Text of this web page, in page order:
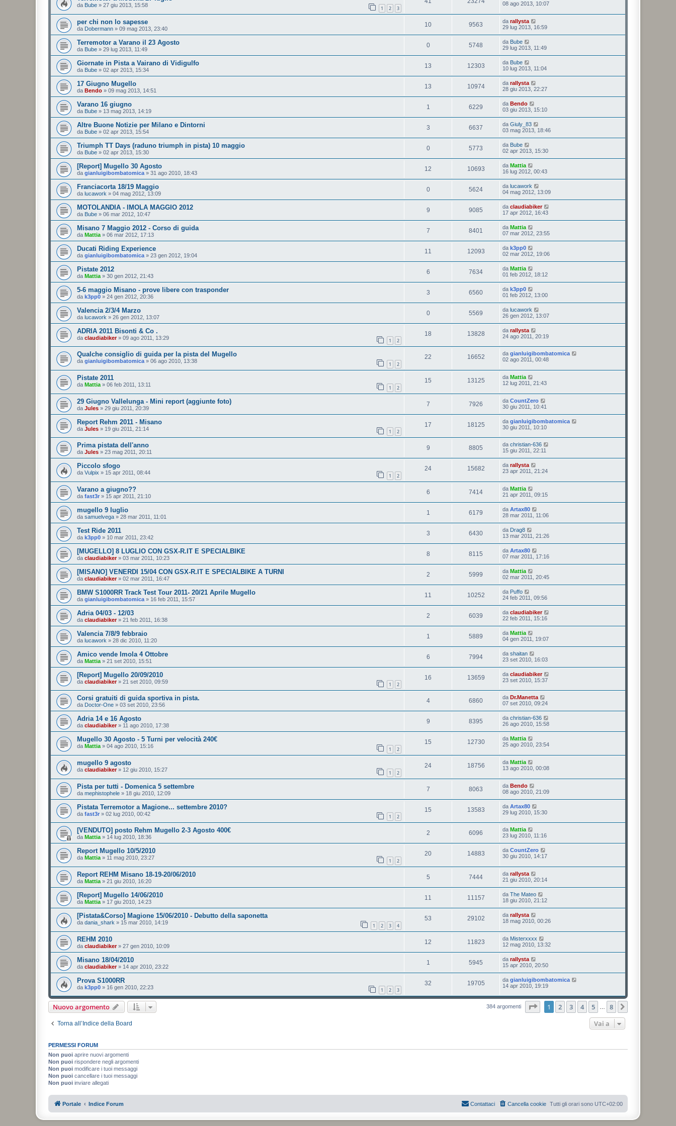
da Bube » 27 giu 2013, 15:58 1 2 3
08 ago 2013, 10:07
per chi non lo sapesse
da Dobermann » 09 mag 2013, 23:40
10 9563 da rallysta
29 lug 2013, 16:59
Terremotor a Varano il 23 Agosto
da Bube » 29 lug 2013, 11:49
0 5748 da Bube
29 lug 2013, 11:49
Giornate in Pista a Vairano di Vidigulfo
da Bube » 02 apr 2013, 15:34
13 12303 da Bube
10 lug 2013, 11:04
17 Giugno Mugello
da Bendo » 09 mag 2013, 14:51
13 10974 da rallysta
28 giu 2013, 22:27
Varano 16 giugno
da Bube » 13 mag 2013, 14:19
1 6229 da Bendo
03 giu 2013, 15:10
Altre Buone Notizie per Milano e Dintorni
da Bube » 02 apr 2013, 15:54
3 6637 da Giuly_83
03 mag 2013, 18:46
Triumph TT Days (raduno triumph in pista) 10 maggio
da Bube » 02 apr 2013, 15:30
0 5773 da Bube
02 apr 2013, 15:30
[Report] Mugello 30 Agosto
da gianluigibombatomica » 31 ago 2010, 18:43
12 10693 da Mattia
16 lug 2012, 00:43
Franciacorta 18/19 Maggio
da lucawork » 04 mag 2012, 13:09
0 5624 da lucawork
04 mag 2012, 13:09
MOTOLANDIA - IMOLA MAGGIO 2012
da Bube » 06 mar 2012, 10:47
9 9085 da claudiabiker
17 apr 2012, 16:43
Misano 7 Maggio 2012 - Corso di guida
da Mattia » 06 mar 2012, 17:13
7 8401 da Mattia
07 mar 2012, 23:55
Ducati Riding Experience
da gianluigibombatomica » 23 gen 2012, 19:04
11 12093 da k3pp0
02 mar 2012, 19:06
Pistate 2012
da Mattia » 30 gen 2012, 21:43
6 7634 da Mattia
01 feb 2012, 18:12
5-6 maggio Misano - prove libere con trasponder
da k3pp0 » 24 gen 2012, 20:36
3 6560 da k3pp0
01 feb 2012, 13:00
Valencia 2/3/4 Marzo
da lucawork » 26 gen 2012, 13:07
0 5569 da lucawork
26 gen 2012, 13:07
ADRIA 2011 Bisonti & Co .
da claudiabiker» 09 ago 2011, 13:29 1 2
18 13828 da rallysta
24 ago 2011, 20:19
Qualche consiglio di guida per la pista del Mugello
da gianluigibombatomica » 06 ago 2010, 13:38 1 2
22 16652 da gianluigibombatomica
02 ago 2011, 00:48
Pistate 2011
da Mattia » 06 feb 2011, 13:11 1 2
15 13125 da Mattia
12 lug 2011, 21:43
29 Giugno Vallelunga - Mini report (aggiunte foto)
da Jules » 29 giu 2011, 20:39
7 7926 da CountZero
30 giu 2011, 10:41
Report Rehm 2011 - Misano
da Jules » 19 giu 2011, 21:14 1 2
17 18125 da gianluigibombatomica
30 giu 2011, 10:10
Prima pistata dell'anno
da Jules » 23 mag 2011, 20:11
9 8805 da christian-636
15 giu 2011, 22:11
Piccolo sfogo
da Vulpix » 15 apr 2011, 08:44 1 2
24 15682 da rallysta
23 apr 2011, 21:24
Varano a giugno??
da fast3r » 15 apr 2011, 21:10
6 7414 da Mattia
21 apr 2011, 09:15
mugello 9 luglio
da samuelvega » 28 mar 2011, 11:01
1 6179 da Artax80
28 mar 2011, 11:06
Test Ride 2011
da k3pp0 » 10 mar 2011, 23:42
3 6430 da Drag8
13 mar 2011, 21:26
[MUGELLO] 8 LUGLIO CON GSX-R.IT E SPECIALBIKE
da claudiabiker» 03 mar 2011, 10:23
8 8115 da Artax80
07 mar 2011, 17:16
[MISANO] VENERDI 15/04 CON GSX-R.IT E SPECIALBIKE A TURNI
da claudiabiker» 02 mar 2011, 16:47
2 5999 da Mattia
02 mar 2011, 20:45
BMW S1000RR Track Test Tour 2011- 20/21 Aprile Mugello
da gianluigibombatomica » 16 feb 2011, 15:57
11 10252 da Puffo
24 feb 2011, 09:56
Adria 04/03 - 12/03
da claudiabiker» 21 feb 2011, 16:38
2 6039 da claudiabiker
22 feb 2011, 15:16
Valencia 7/8/9 febbraio
da lucawork » 28 dic 2010, 11:20
1 5889 da Mattia
04 gen 2011, 19:07
Amico vende Imola 4 Ottobre
da Mattia » 21 set 2010, 15:51
6 7994 da shaitan
23 set 2010, 16:03
[Report] Mugello 20/09/2010
da claudiabiker» 21 set 2010, 09:59 1 2
16 13659 da claudiabiker
23 set 2010, 15:37
Corsi gratuiti di guida sportiva in pista.
da Doctor-One » 03 set 2010, 23:56
4 6860 da Dr.Manetta
07 set 2010, 09:24
Adria 14 e 16 Agosto
da claudiabiker» 11 ago 2010, 17:38
9 8395 da christian-636
26 ago 2010, 15:58
Mugello 30 Agosto - 5 Turni per velocità 240€
da Mattia» 04 ago 2010, 15:16 1 2
15 12730 da Mattia
25 ago 2010, 23:54
mugello 9 agosto
da claudiabiker» 12 giu 2010, 15:27 1 2
24 18756 da Mattia
13 ago 2010, 00:08
Pista per tutti - Domenica 5 settembre
da mephistophele » 18 giu 2010, 12:09
7 8063 da Bendo
08 ago 2010, 21:09
Pistata Terremotor a Magione... settembre 2010?
da fast3r » 02 lug 2010, 00:42 1 2
15 13583 da Artax80
29 lug 2010, 15:30
[VENDUTO] posto Rehm Mugello 2-3 Agosto 400€
da Mattia» 14 lug 2010, 18:36
2 6096 da Mattia
23 lug 2010, 11:16
Report Mugello 10/5/2010
da Mattia» 11 mag 2010, 23:27 1 2
20 14883 da CountZero
30 giu 2010, 14:17
Report REHM Misano 18-19-20/06/2010
da Mattia » 21 giu 2010, 16:20
5 7444 da rallysta
21 giu 2010, 20:14
[Report] Mugello 14/06/2010
da Mattia » 17 giu 2010, 14:23
11 11157 da The Mateo
18 giu 2010, 21:12
[Pistata&Corso] Magione 15/06/2010 - Debutto della saponetta
da dania_shark » 15 mar 2010, 14:19 1 2 3 4
53 29102 da rallysta
18 mag 2010, 00:26
REHM 2010
da claudiabiker» 27 gen 2010, 10:09
12 11823 da Misterxxxx
12 mag 2010, 13:32
Misano 18/04/2010
da claudiabiker» 14 apr 2010, 23:22
1 5945 da rallysta
15 apr 2010, 20:50
Prova S1000RR
da k3pp0 » 16 gen 2010, 22:23 1 2 3
32 19705 da gianluigibombatomica
14 apr 2010, 19:19
Nuovo argomento 384 argomenti Pagina1 di
1 2 3 4 5 8
Torna all’Indice della Board Vai a
PERMESSI FORUM
Non puoi aprire nuovi argomenti
Non puoi rispondere negli argomenti
Non puoi modificare i tuoi messaggi
Non puoi cancellare i tuoi messaggi
Non puoi inviare allegati
Portale Indice Forum Tutti gli orari sono UTC+02:00
Cancella cookie
Contattaci